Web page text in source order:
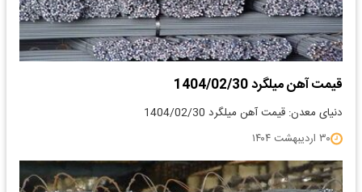
قیمت آهن میلگرد 1404/02/30
دنیای معدن: قیمت آهن میلگرد 1404/02/30
۳۰ اردیبهشت ۱۴۰۴